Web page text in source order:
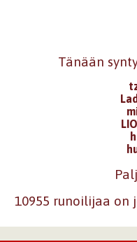
Tänään
10955 runoilijaa on